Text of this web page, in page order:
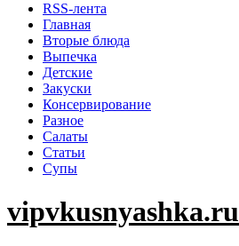
RSS-лента
Главная
Вторые блюда
Выпечка
Детские
Закуски
Консервирование
Разное
Салаты
Статьи
Супы
vipvkusnyashka.ru